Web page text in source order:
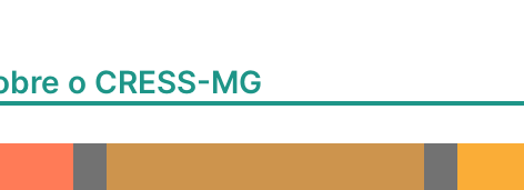
o CRESS-MG